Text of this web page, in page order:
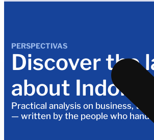
PERSPECTIVAS
Discover the
about
Practical analysis on business,
— written by the people who